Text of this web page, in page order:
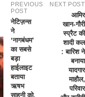
PREVIOUS
POST
नेटिज़न्स
ने
‘नागबंधम’
का सबसे
बड़ा
हाईलाइट
बताया
ऋषभ
साहनी को,
NEXT POST
आमिर
खान-गौरी
स्प्रैट की
शादी कल
: बारिश ने
बनाया
यादगार
माहौल,
परिवार